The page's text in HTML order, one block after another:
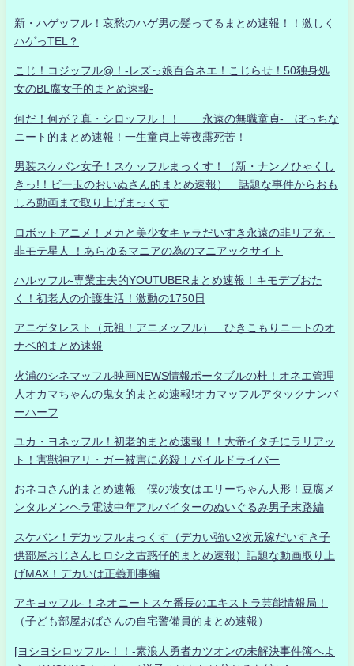
新・ハゲッフル！哀愁のハゲ男の髪ってるまとめ速報！！激しく
ハゲっTEL？
こじ！コジッフル@！-レズっ娘百合ネエ！こじらせ！50独身処
女のBL腐女子的まとめ速報-
何だ！何が？真・シロッフル！！ 永遠の無職童貞- ぼっちな
ニート的まとめ速報！一生童貞上等夜露死苦！
男装スケバン女子！スケッフルまっくす！（新・ナンノひゃくし
きっ!！ビー玉のおいぬさん的まとめ速報） 話題な事件からおも
しろ動画まで取り上げまっくす
ロボットアニメ！メカと美少女キャラだいすき永遠の非リア充・
非モテ星人 ！あらゆるマニアの為のマニアックサイト
ハルッフル-専業主夫的YOUTUBERまとめ速報！キモデブおた
く！初老人の介護生活！激動の1750日
アニゲタレスト（元祖！アニメッフル） ひきこもりニートのオ
ナベ的まとめ速報
火浦のシネマッフル映画NEWS情報ポータブルの杜！オネエ管理
人オカマちゃんの鬼女的まとめ速報!オカマッフルアタックナンバ
ーハーフ
ユカ・ヨネッフル！初老的まとめ速報！！大帝イタチにラリアッ
ト！害獣神アリ・ガー被害に必殺！パイルドライバー
おネコさん的まとめ速報 僕の彼女はエリーちゃん人形！豆腐メ
ンタルメンヘラ電波中年アルバイターのぬいぐるみ男子末路編
スケバン！デカッフルまっくす（デカい強い2次元嫁だいすき子
供部屋おじさんヒロシ之古惑仔的まとめ速報）話題な動画取り上
げMAX！デカいは正義刑事編
アキヨッフル-！ネオニートスケ番長のエキストラ芸能情報局！
（子ども部屋おばさんの自宅警備員的まとめ速報）
[ヨシヨシロッフル-！！-素浪人勇者カツオンの未解決事件簿へよ